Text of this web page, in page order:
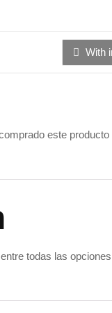
With
este
todas las